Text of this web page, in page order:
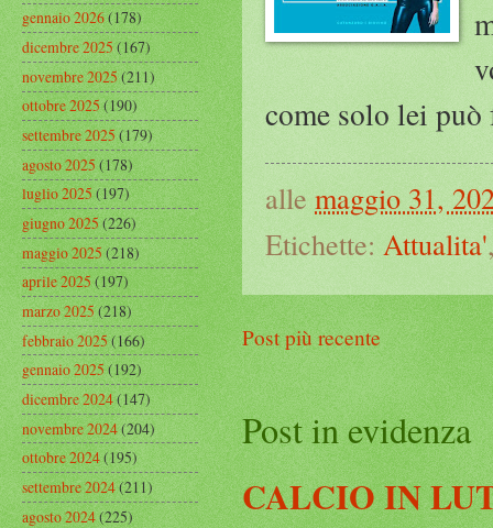
come solo lei può
alle maggio 31,
Etichette: Attualita'
Post più recente
Post in evidenza
CALCIO IN
gennaio 2026(178)
dicembre 2025(167)
novembre 2025(211)
ottobre 2025(190)
settembre 2025(179)
agosto 2025(178)
luglio 2025(197)
giugno 2025(226)
maggio 2025(218)
aprile 2025(197)
marzo 2025(218)
febbraio 2025(166)
gennaio 2025(192)
dicembre 2024(147)
novembre 2024(204)
ottobre 2024(195)
settembre 2024(211)
agosto 2024(225)